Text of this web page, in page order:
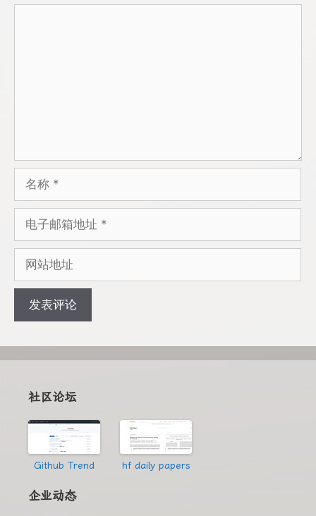
邮
地
地
社区论坛
Github Trend hf daily papers
企业动态